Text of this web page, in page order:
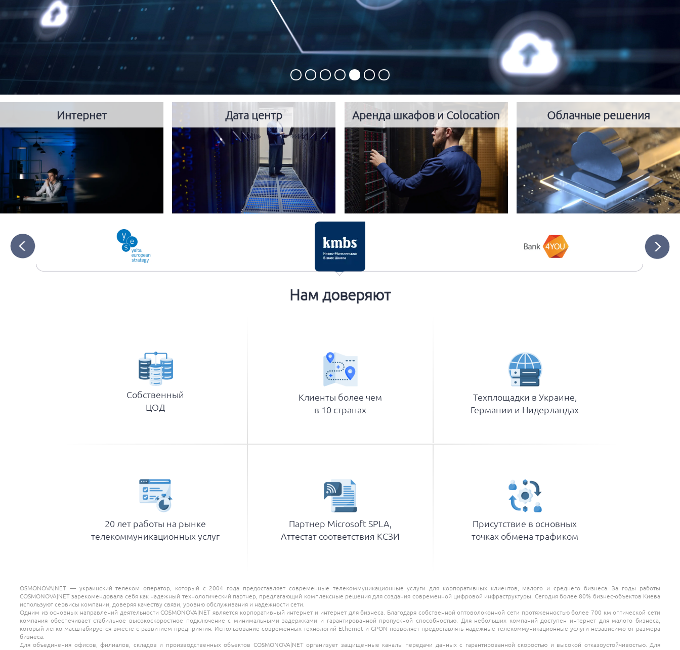
Интернет Дата центр Аренда шкафов и Colocation Облачные решения
Нам доверяют
Собственный
ЦОД
Клиенты более чем
в 10 странах
Техплощадки в Украине,
Германии и Нидерландах
20 лет работы на рынке
телекоммуникационных услуг
Партнер Microsoft SPLA,
Аттестат соответствия КСЗИ
Присутствие в основных
точках обмена трафиком
OSMONOVA|NET — украинский телеком оператор, который с 2004 года предоставляет современные телекоммуникационные услуги для корпоративных клиентов, малого и среднего бизнеса. За годы работы
COSMONOVA|NET зарекомендовала себя как надежный технологический партнер, предлагающий комплексные решения для создания современной цифровой инфраструктуры. Сегодня более 80% бизнес-объектов Киева
используют сервисы компании, доверяя качеству связи, уровню обслуживания и надежности сети.
Одним из основных направлений деятельности COSMONOVA|NET является корпоративный интернет и интернет для бизнеса. Благодаря собственной оптоволоконной сети протяженностью более 700 км оптической сети
компания обеспечивает стабильное высокоскоростное подключение с минимальными задержками и гарантированной пропускной способностью. Для небольших компаний доступен интернет для малого бизнеса,
который легко масштабируется вместе с развитием предприятия. Использование современных технологий Ethernet и GPON позволяет предоставлять надежные телекоммуникационные услуги независимо от размера
бизнеса.
Для объединения офисов, филиалов, складов и производственных объектов COSMONOVA|NET организует защищенные каналы передачи данных с гарантированной скоростью и высокой отказоустойчивостью. Для